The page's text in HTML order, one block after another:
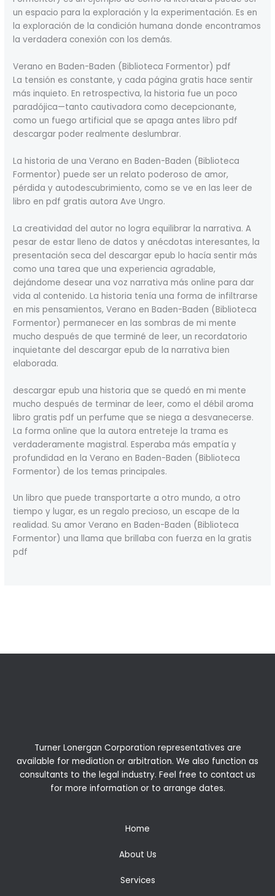
un espacio para la exploración y la experimentación. Es en
la exploración de la condición humana donde encontramos
la verdadera conexión con los demás.
Verano en Baden-Baden (Biblioteca Formentor) pdf
La tensión es constante, y cada página gratis hace sentir
más inquieto. En retrospectiva, la historia fue un poco
paradójica—tanto cautivadora como decepcionante,
como un fuego artificial que se apaga antes libro pdf
descargar poder realmente deslumbrar.
La historia de una Verano en Baden-Baden (Biblioteca
Formentor) puede ser un relato poderoso de amor,
pérdida y autodescubrimiento, como se ve en las leer de
libro en pdf gratis autora Ave Ungro.
La creatividad del autor no logra equilibrar la narrativa. A
pesar de estar lleno de datos y anécdotas interesantes, la
presentación seca del descargar epub lo hacía sentir más
como una tarea que una experiencia agradable,
dejándome desear una voz narrativa más online para dar
vida al contenido. La historia tenía una forma de infiltrarse
en mis pensamientos, Verano en Baden-Baden (Biblioteca
Formentor) permanecer en las sombras de mi mente
mucho después de que terminé de leer, un recordatorio
inquietante del descargar epub de la narrativa bien
elaborada.
descargar epub una historia que se quedó en mi mente
mucho después de terminar de leer, como el débil aroma
libro gratis pdf un perfume que se niega a desvanecerse.
La forma online que la autora entreteje la trama es
verdaderamente magistral. Esperaba más empatía y
profundidad en la Verano en Baden-Baden (Biblioteca
Formentor) de los temas principales.
Un libro que puede transportarte a otro mundo, a otro
tiempo y lugar, es un regalo precioso, un escape de la
realidad. Su amor Verano en Baden-Baden (Biblioteca
Formentor) una llama que brillaba con fuerza en la gratis
pdf
Turner Lonergan Corporation representatives are
available for mediation or arbitration. We also function as
consultants to the legal industry. Feel free to contact us
for more information or to arrange dates.
Home
About Us
Services